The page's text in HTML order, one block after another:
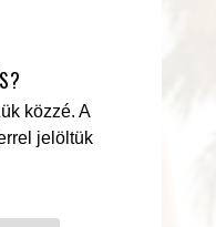
közzé. A
jelöltük